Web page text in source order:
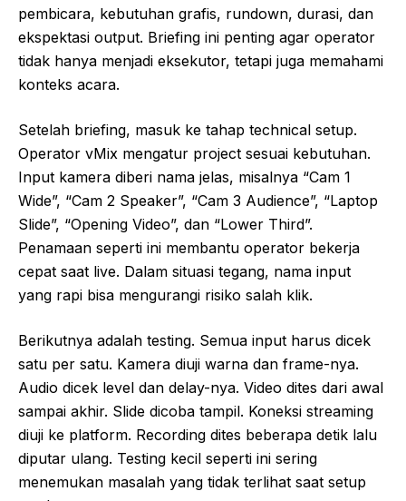
pembicara, kebutuhan grafis, rundown, durasi, dan
ekspektasi output. Briefing ini penting agar operator
tidak hanya menjadi eksekutor, tetapi juga memahami
konteks acara.
Setelah briefing, masuk ke tahap technical setup.
Operator vMix mengatur project sesuai kebutuhan.
Input kamera diberi nama jelas, misalnya “Cam 1
Wide”, “Cam 2 Speaker”, “Cam 3 Audience”, “Laptop
Slide”, “Opening Video”, dan “Lower Third”.
Penamaan seperti ini membantu operator bekerja
cepat saat live. Dalam situasi tegang, nama input
yang rapi bisa mengurangi risiko salah klik.
Berikutnya adalah testing. Semua input harus dicek
satu per satu. Kamera diuji warna dan frame-nya.
Audio dicek level dan delay-nya. Video dites dari awal
sampai akhir. Slide dicoba tampil. Koneksi streaming
diuji ke platform. Recording dites beberapa detik lalu
diputar ulang. Testing kecil seperti ini sering
menemukan masalah yang tidak terlihat saat setup